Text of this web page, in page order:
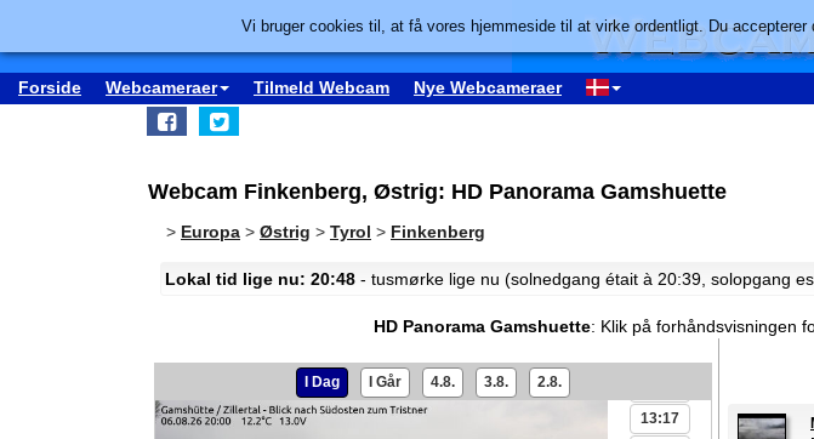
Forside Webcameraer Tilmeld Webcam Nye Webcameraer
Webcam Finkenberg, Østrig: HD Panorama Gamshuette
> Europa > Østrig > Tyrol > Finkenberg
Lokal tid lige nu: 20:48 - tusmørke lige nu (solnedgang était à 20:39, solopgang
HD Panorama Gamshuette: Klik på forhåndsvisningen
I Dag I Går 4.8. 3.8. 2.8.
00:17
04:17
10:17
13:17
Vi bruger cookies til, at få vores hjemmeside til at virke ordentligt. Du